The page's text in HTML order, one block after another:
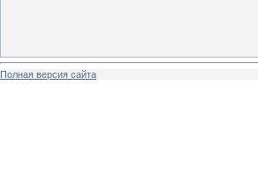
Полная версия сайта